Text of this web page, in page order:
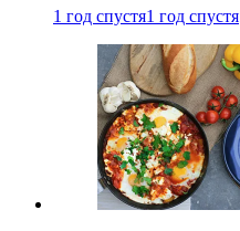
1 год спустя1 год спустя